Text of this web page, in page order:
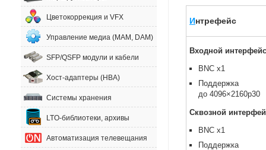
Цветокоррекция и VFX
Управление медиа (MAM, DAM)
SFP/QSFP модули и кабели
Хост-адаптеры (HBA)
Системы хранения
LTO-библиотеки, архивы
Автоматизация телевещания
Интрефейс
Входной интерфейс
BNC x1
Поддержка
до 4096×2160p30
Сквозной
BNC x1
Поддержка